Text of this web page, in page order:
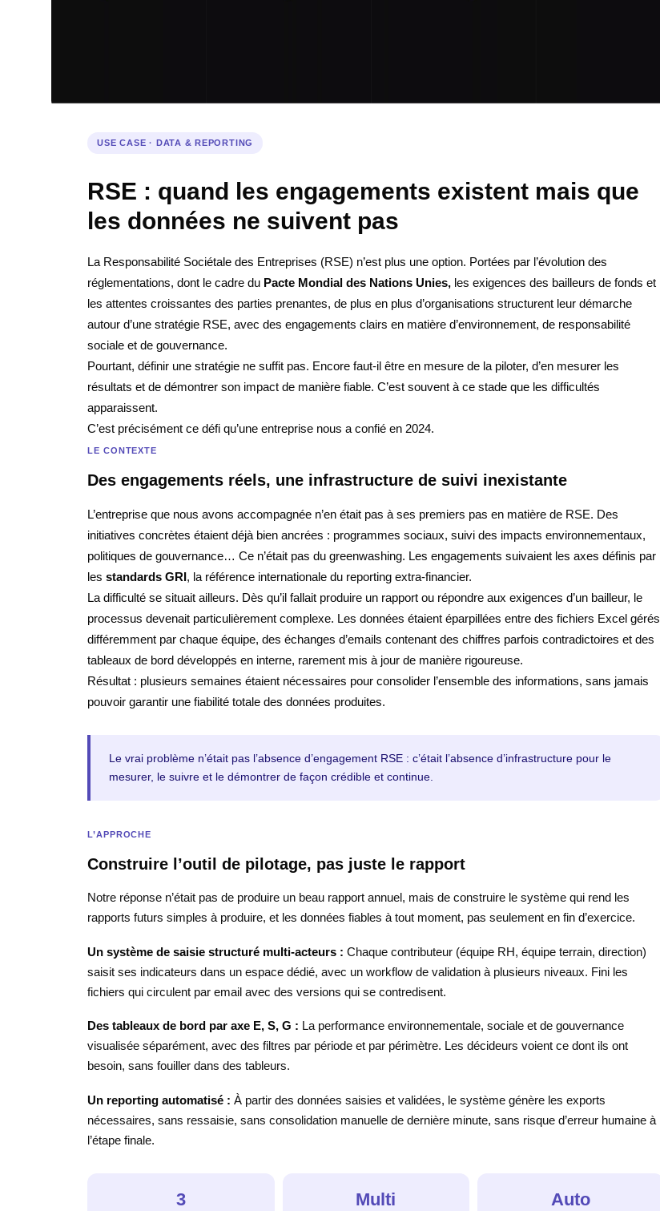
USE CASE · DATA & REPORTING
RSE : quand les engagements existent mais que
les données ne suivent pas
La Responsabilité Sociétale des Entreprises (RSE) n’est plus une option. Portées par l’évolution des
réglementations, dont le cadre du Pacte Mondial des Nations Unies, les exigences des bailleurs de fonds et
les attentes croissantes des parties prenantes, de plus en plus d’organisations structurent leur démarche
autour d’une stratégie RSE, avec des engagements clairs en matière d’environnement, de responsabilité
sociale et de gouvernance.
Pourtant, définir une stratégie ne suffit pas. Encore faut-il être en mesure de la piloter, d’en mesurer les
résultats et de démontrer son impact de manière fiable. C’est souvent à ce stade que les difficultés
apparaissent.
C’est précisément ce défi qu’une entreprise nous a confié en 2024.
LE CONTEXTE
Des engagements réels, une infrastructure de suivi inexistante
L’entreprise que nous avons accompagnée n’en était pas à ses premiers pas en matière de RSE. Des
initiatives concrètes étaient déjà bien ancrées : programmes sociaux, suivi des impacts environnementaux,
politiques de gouvernance… Ce n’était pas du greenwashing. Les engagements suivaient les axes définis par
lesstandards GRI, la référence internationale du reporting extra-financier.
La difficulté se situait ailleurs. Dès qu’il fallait produire un rapport ou répondre aux exigences d’un bailleur, le
processus devenait particulièrement complexe. Les données étaient éparpillées entre des fichiers Excel gérés
différemment par chaque équipe, des échanges d’emails contenant des chiffres parfois contradictoires et des
tableaux de bord développés en interne, rarement mis à jour de manière rigoureuse.
Résultat : plusieurs semaines étaient nécessaires pour consolider l’ensemble des informations, sans jamais
pouvoir garantir une fiabilité totale des données produites.
Le vrai problème n’était pas l’absence d’engagement RSE : c’était l’absence d’infrastructure pour le
mesurer, le suivre et le démontrer de façon crédible et continue.
L’APPROCHE
Construire l’outil de pilotage, pas juste le rapport
Notre réponse n’était pas de produire un beau rapport annuel, mais de construire le système qui rend les
rapports futurs simples à produire, et les données fiables à tout moment, pas seulement en fin d’exercice.
Un système de saisie structuré multi-acteurs :Chaque contributeur (équipe RH, équipe terrain, direction)
saisit ses indicateurs dans un espace dédié, avec un workflow de validation à plusieurs niveaux. Fini les
fichiers qui circulent par email avec des versions qui se contredisent.
Des tableaux de bord par axe E, S, G : La performance environnementale, sociale et de gouvernance
visualisée séparément, avec des filtres par période et par périmètre. Les décideurs voient ce dont ils ont
besoin, sans fouiller dans des tableurs.
Un reporting automatisé :À partir des données saisies et validées, le système génère les exports
nécessaires, sans ressaisie, sans consolidation manuelle de dernière minute, sans risque d’erreur humaine à
l’étape finale.
3 Multi Auto